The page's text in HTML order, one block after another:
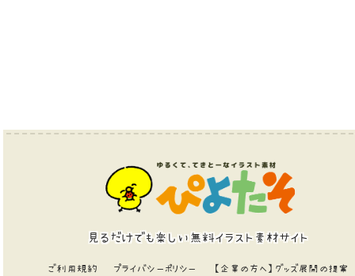
見るだけでも楽しい無料イラスト素材サイト
ご利用規約 プライバシーポリシー 【企業の方へ】グッズ展開の提案